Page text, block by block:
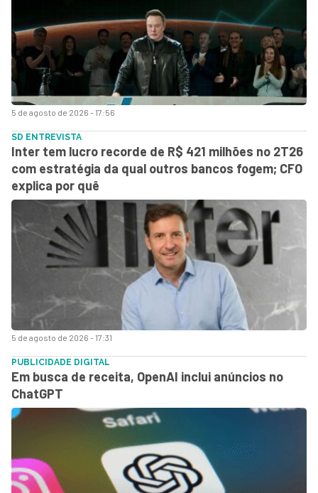
5 de agosto de 2026 - 17:56
5 de agosto de 2026 - 17:31
SD ENTREVISTA
Inter tem lucro recorde de R$ 421 milhões no 2T26
com estratégia da qual outros bancos fogem; CFO
explica por quê
PUBLICIDADE DIGITAL
Em busca de receita, OpenAI inclui anúncios no
ChatGPT